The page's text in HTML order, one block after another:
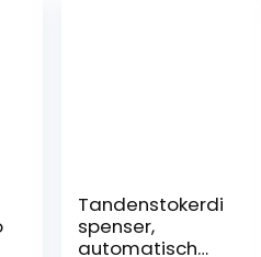
Tandenstokerdi
spenser,
automatisch